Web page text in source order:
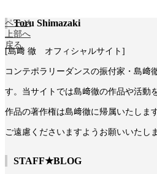
ページ
上部へ
戻る
Toru Shimazaki
[島﨑 徹 オフィシャルサイト]
コンテポラリーダンスの振付家・島﨑
す。当サイトでは島﨑徹の作品や活動
作品の著作権は島﨑徹に帰属いたしま
ご遠慮くださいますようお願いいたし
STAFF★BLOG